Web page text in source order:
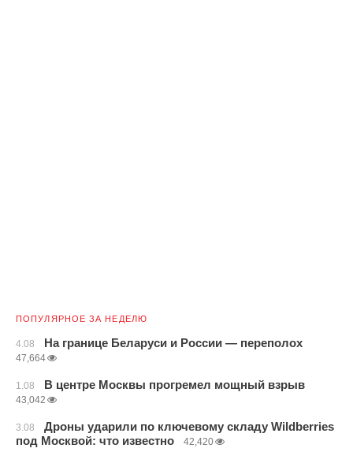
ПОПУЛЯРНОЕ ЗА НЕДЕЛЮ
4.08 На границе Беларуси и России — переполох
47,664
1.08 В центре Москвы прогремел мощный взрыв
43,042
3.08
Дроны ударили по ключевому складу Wildberries
под Москвой: что известно
42,420